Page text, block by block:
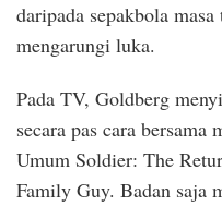
daripada sepakbola
mengarungi luka.
Pada TV, Goldberg
secara pas cara
Umum Soldier: The
Family Guy. Badan saja